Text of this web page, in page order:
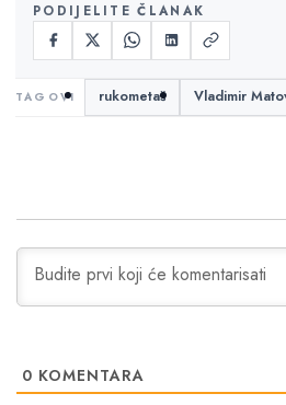
PODIJELITE ČLANAK
rukometaš Vladimir
0 KOMENTARA